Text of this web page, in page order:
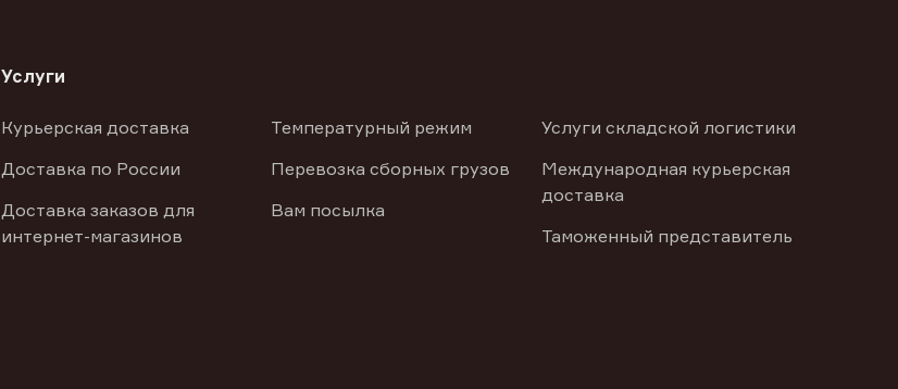
Услуги
Курьерская доставка
Доставка по России
Доставка заказов для
интернет-магазинов
Температурный режим
Перевозка сборных грузов
Вам посылка
Услуги складской логистики
Международная курьерская
доставка
Таможенный представитель